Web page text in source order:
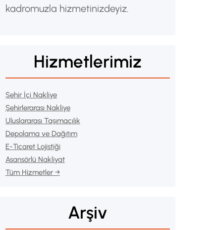
kadromuzla hizmetinizdeyiz.
Hizmetlerimiz
Şehir İçi Nakliye
Şehirlerarası Nakliye
Uluslararası Taşımacılık
Depolama ve Dağıtım
E-Ticaret Lojistiği
Asansörlü Nakliyat
Tüm Hizmetler →
Arşiv